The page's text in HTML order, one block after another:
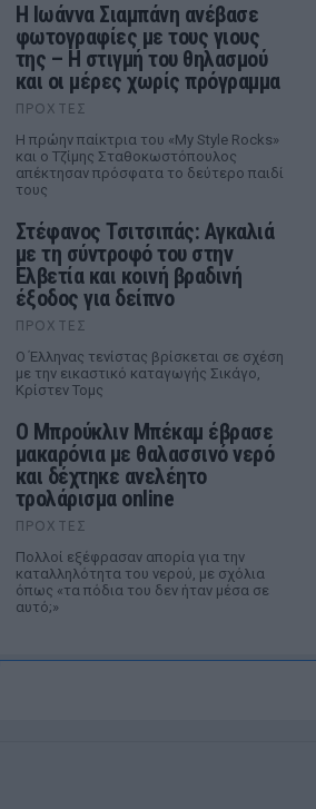
H Ιωάννα Σιαμπάνη ανέβασε
φωτογραφίες με τους γιους
της – Η στιγμή του θηλασμού
και οι μέρες χωρίς πρόγραμμα
ΠΡΟΧΤΈΣ
Η πρώην παίκτρια του «My Style Rocks»
και ο Τζίμης Σταθοκωστόπουλος
απέκτησαν πρόσφατα το δεύτερο παιδί
τους
Στέφανος Τσιτσιπάς: Αγκαλιά
με τη σύντροφό του στην
Ελβετία και κοινή βραδινή
έξοδος για δείπνο
ΠΡΟΧΤΈΣ
Ο Έλληνας τενίστας βρίσκεται σε σχέση
με την εικαστικό καταγωγής Σικάγο,
Κρίστεν Τομς
Ο Μπρούκλιν Μπέκαμ έβρασε
μακαρόνια με θαλασσινό νερό
και δέχτηκε ανελέητο
τρολάρισμα online
ΠΡΟΧΤΈΣ
Πολλοί εξέφρασαν απορία για την
καταλληλότητα του νερού, με σχόλια
όπως «τα πόδια του δεν ήταν μέσα σε
αυτό;»